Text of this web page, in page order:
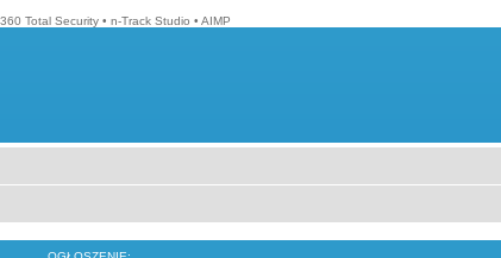
360 Total Security • n-Track Studio • AIMP